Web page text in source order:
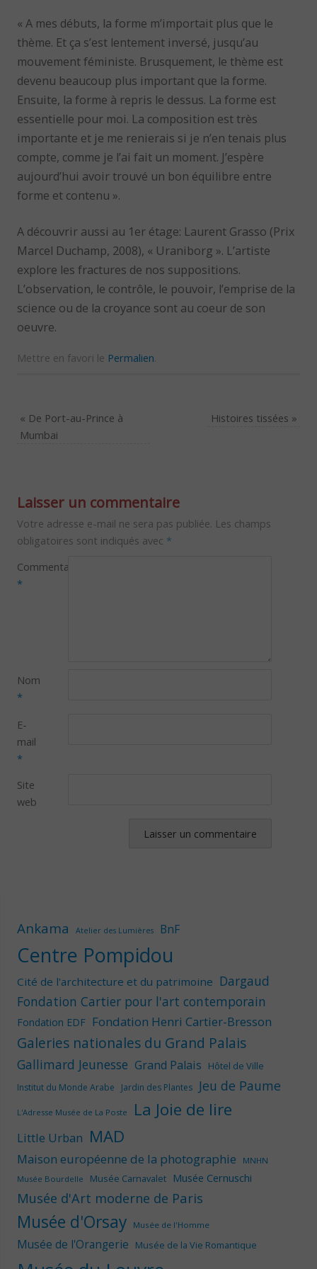
« A mes débuts, la forme m’importait plus que le
thème. Et ça s’est lentement inversé, jusqu’au
mouvement féministe. Brusquement, le thème est
devenu beaucoup plus important que la forme.
Ensuite, la forme à repris le dessus. La forme est
essentielle pour moi. La composition est très
importante et je me renierais si je n’en tenais plus
compte, comme je l’ai fait un moment. J’espère
aujourd’hui avoir trouvé un bon équilibre entre
forme et contenu ».
A découvrir aussi au 1er étage: Laurent Grasso (Prix
Marcel Duchamp, 2008), « Uraniborg ». L’artiste
explore les fractures de nos suppositions.
L’observation, le contrôle, le pouvoir, l’emprise de la
science ou de la croyance sont au coeur de son
oeuvre.
Mettre en favori le Permalien
« De Port-au-Prince à
Mumbai
Histoires tissées »
Laisser un commentaire
Votre adresse e-mail ne sera pas publiée. Les champs
obligatoires sont indiqués avec *
Commentaire
*
Nom
*
E-
mail
*
Site
web
Ankama Atelier des Lumières BnF
Centre Pompidou
Cité de l'architecture et du patrimoine Dargaud
Fondation Cartier pour l'art contemporain
Fondation EDF Fondation Henri Cartier-Bresson
Galeries nationales du Grand Palais
Gallimard Jeunesse Grand Palais Hôtel de Ville
Institut du Monde Arabe Jardin des Plantes Jeu de Paume
L'Adresse Musée de La Poste La Joie de lire
Little Urban MAD
Maison européenne de la photographie
MNHN
Musée Bourdelle
Musée Carnavalet Musée Cernuschi
Musée d'Art moderne de Paris
Musée d'Orsay Musée de l'Homme
Musée de l'Orangerie Musée de la Vie Romantique